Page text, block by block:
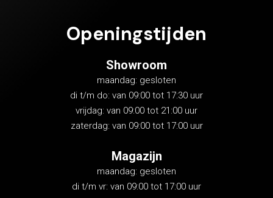
Openingstijden
Showroom
maandag: gesloten
di t/m do: van 09:00 tot 17:30 uur
vrijdag: van 09:00 tot 21:00 uur
zaterdag: van 09:00 tot 17:00 uur
Magazijn
maandag: gesloten
di t/m vr: van 09:00 tot 17:00 uur